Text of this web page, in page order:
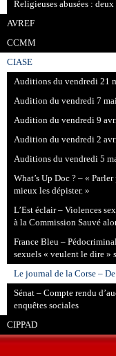
Religieuses abusées :
AVREF
CCMM
CIASE
Auditions du vendredi 21
Audition du vendredi 7
Audition du vendredi 9
Audition du vendredi 2
Auditions du vendredi 5
What’s Up Doc ? – «
mieux les dépister. »
L’Est éclair – Violences
à la Commission Sauvé
France Bleu –
sexuels « veulent le dire »
Le journal de la Corse –
Sénat – Compte rendu
enquêtes sociales
CIPPAD